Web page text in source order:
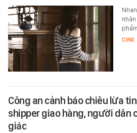
CINE
Công an cảnh báo chiêu lừa
shipper giao hàng, người dân
giác